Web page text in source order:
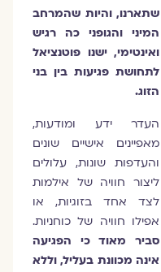
שתארנו, והיות שהמרחב
המיני והגופני כה רגיש
ואינטימי, ישנו פוטנציאל
לתחושת פגיעות בין בני
הזוג.
העדר ידע ומודעות,
מאפיינים אישיים שונים
והעדפות שונות, עלולים
ליצור חוויה של אילמות
לצד אחד בזוגיות, או
אפילו חוויה של כוחניות.
סביר מאוד כי הפגיעה
אינה מכוונת בעליל, וללא